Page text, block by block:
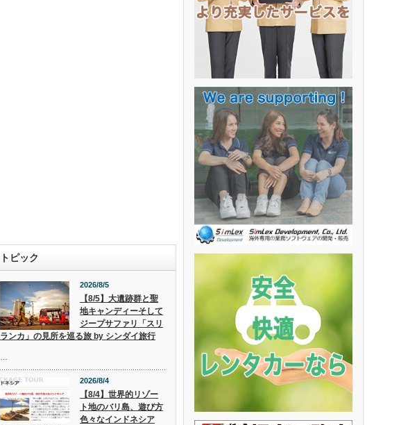
トピック
2026/8/5
【8/5】大遺跡群と聖
地キャンディーそして
ジープサファリ「スリ
ランカ」の見所を巡る旅 by シンダイ旅行
2026/8/4
【8/4】世界的リゾー
ト地のバリ島、遊び方
色々なインドネシア